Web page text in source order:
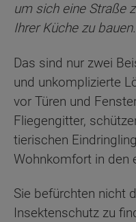
um sich eine Straße
Ihrer Küche zu bauen.
Das sind nur zwei
und unkomplizierte
vor Türen und
Fliegengitter,
tierischen
Wohnkomfort in den
Sie befürchten nicht
Insektenschutz zu